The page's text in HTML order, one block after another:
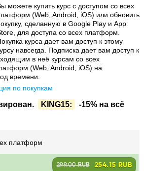
можете купить курс с доступом со всех
(Web, Android, iOS) или обновить
сделанную в Google Play и App
для доступа со всех платформ.
курса дает вам доступ к этому
навсегда. Подписка дает вам доступ к
в неё курсам со всех
(Web, Android, iOS) на
времени.
по покупкам
KING15: -15% на всё
платформ
299.00 RUB 254.15 RUB